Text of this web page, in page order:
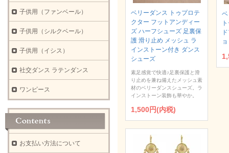
ベリーダンス トゥプロテ
クター フットアンディー
ズ ハーフシューズ 足裏保
護 滑り止め メッシュ ラ
インストーン付き ダンス
シューズ
素足感覚で快適♪足裏保護と滑
り止めを兼ね備えたメッシュ素
材のベリーダンスシューズ。ラ
インストーン装飾も華やか。
1,500円(内税)
子供用（ファンベール）
子供用（シルクベール）
子供用（イシス）
社交ダンス ラテンダンス
ワンピース
お支払い方法について